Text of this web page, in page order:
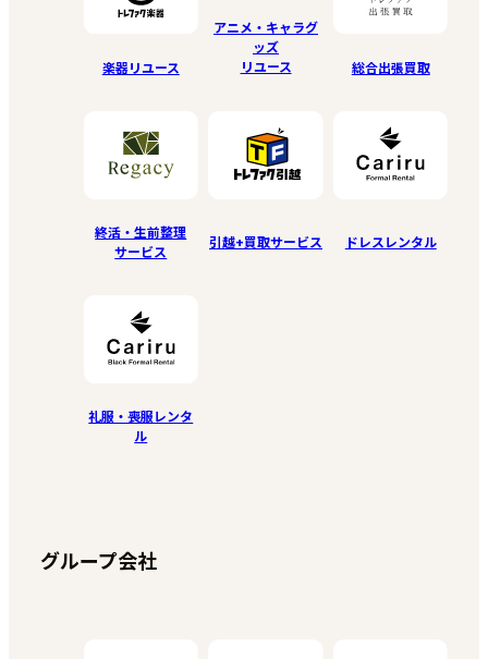
楽器リユース
アニメ・キャラグ
ッズ
リユース
総合出張買取
終活・生前整理
サービス
引越+買取サービス ドレスレンタル
礼服・喪服レンタ
ル
グループ会社